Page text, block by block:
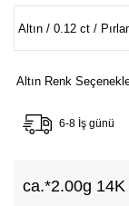
Altın Renk
6-8 İş günü
ca.*2.00g 14K